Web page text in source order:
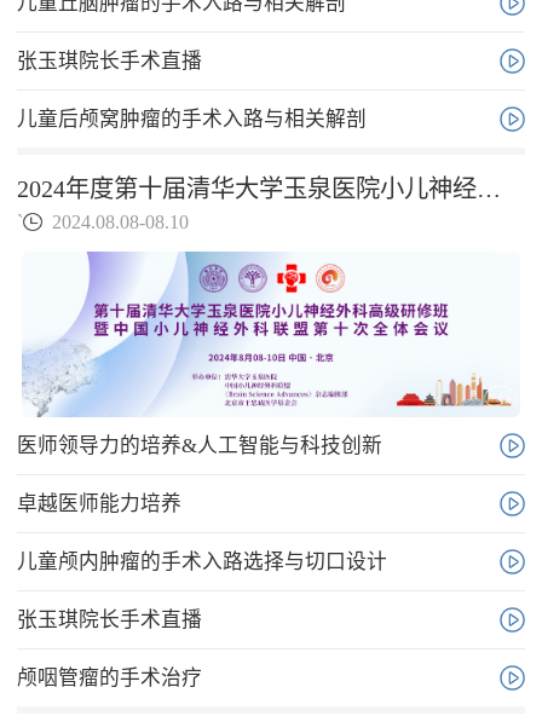
开颅手术和脑认知功能研究，特别关注儿童开颅术对智
张玉琪院长手术直播
儿童后颅窝肿瘤的手术入路与相关解剖
2024年度第十届清华大学玉泉医院小儿神经外科高级研修班暨中国小儿神经外科联盟第十次全体会议
` 2024.08.08-08.10
医师领导力的培养&人工智能与科技创新
卓越医师能力培养
儿童颅内肿瘤的手术入路选择与切口设计
张玉琪院长手术直播
颅咽管瘤的手术治疗